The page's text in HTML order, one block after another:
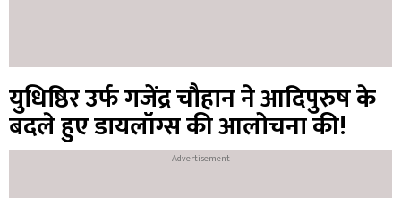
युधिष्ठिर उर्फ गजेंद्र चौहान ने आदिपुरुष के
बदले हुए डायलॉग्स की आलोचना की!